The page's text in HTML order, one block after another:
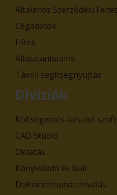
Általános Szerződési
Cégadatok
Hírek
Állásajánlataink
Távoli segítségnyújtás
Divíziók
Költségvetés-készítő
CAD Stúdió
Oktatás
Könyvkiadó és bolt
Dokumentumarchiválás